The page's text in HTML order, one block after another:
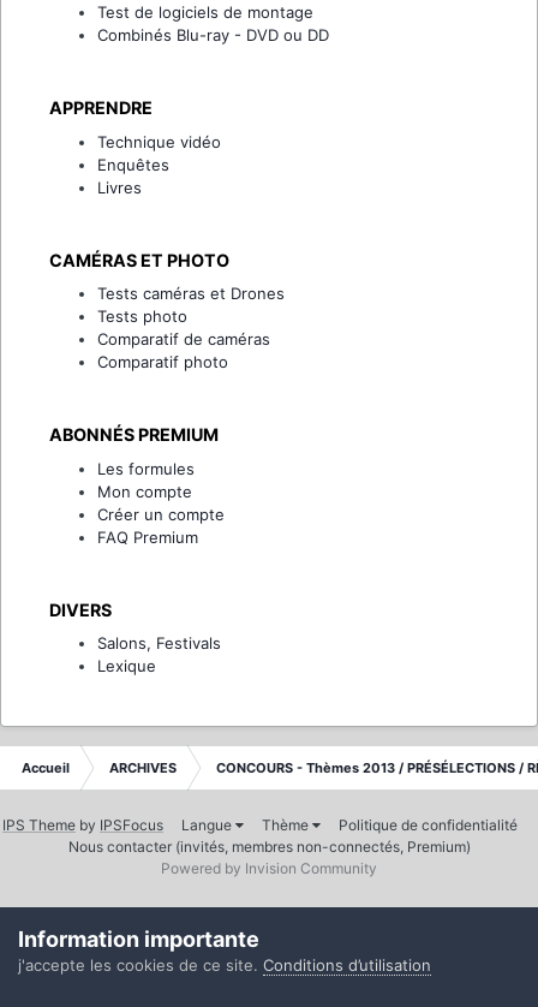
Test de logiciels de montage
Combinés Blu-ray - DVD ou DD
APPRENDRE
Technique vidéo
Enquêtes
Livres
CAMÉRAS ET PHOTO
Tests caméras et Drones
Tests photo
Comparatif de caméras
Comparatif photo
ABONNÉS PREMIUM
Les formules
Mon compte
Créer un compte
FAQ Premium
DIVERS
Salons, Festivals
Lexique
Accueil ARCHIVES CONCOURS - Thèmes 2013 / PRÉSÉLECTIONS /
IPS Theme by IPSFocus Langue Thème
Politique de confidentialité
Nous contacter (invités, membres non-connectés, Premium)
Powered by Invision Community
Information importante
j'accepte les cookies de ce site. Conditions d’utilisation